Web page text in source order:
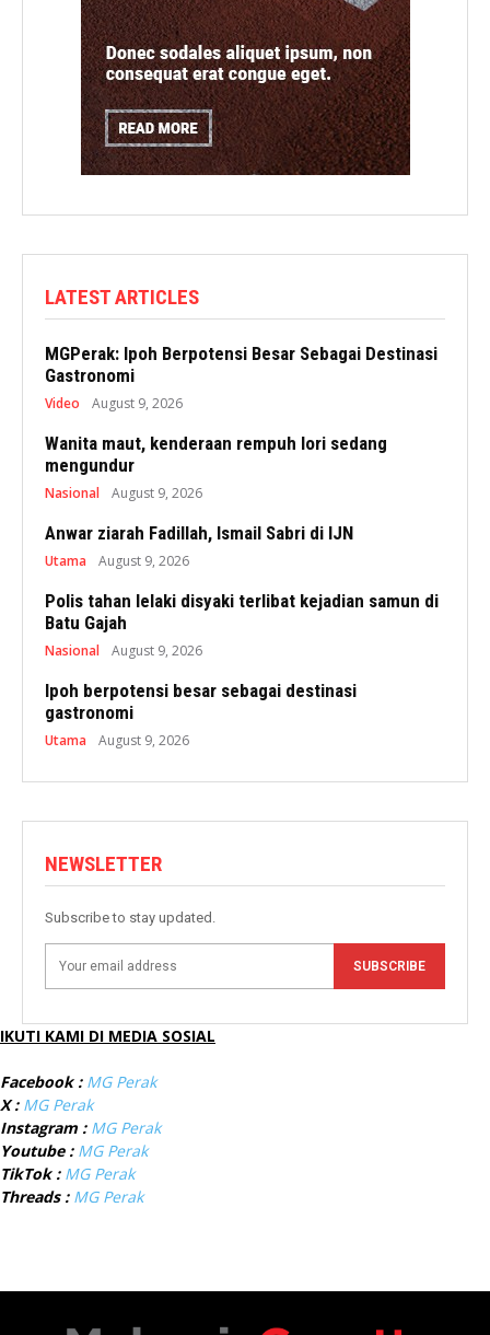
LATEST ARTICLES
MGPerak: Ipoh Berpotensi Besar Sebagai Destinasi
Gastronomi
Video August 9, 2026
Wanita maut, kenderaan rempuh lori sedang
mengundur
Nasional August 9, 2026
Anwar ziarah Fadillah, Ismail Sabri di IJN
Utama August 9, 2026
Polis tahan lelaki disyaki terlibat kejadian samun di
Batu Gajah
Nasional August 9, 2026
Ipoh berpotensi besar sebagai destinasi
gastronomi
Utama August 9, 2026
NEWSLETTER
Subscribe to stay updated.
SUBSCRIBE
IKUTI KAMI DI MEDIA SOSIAL
Facebook : MG Perak
X : MG Perak
Instagram : MG Perak
Youtube : MG Perak
TikTok : MG Perak
Threads : MG Perak